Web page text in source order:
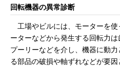
回転機器の異常診断
工場やビルには、モーターを使
ーターなどから発生する回転力は
プーリーなどを介し、機器に動
る部品の破損や軸ずれなどが要